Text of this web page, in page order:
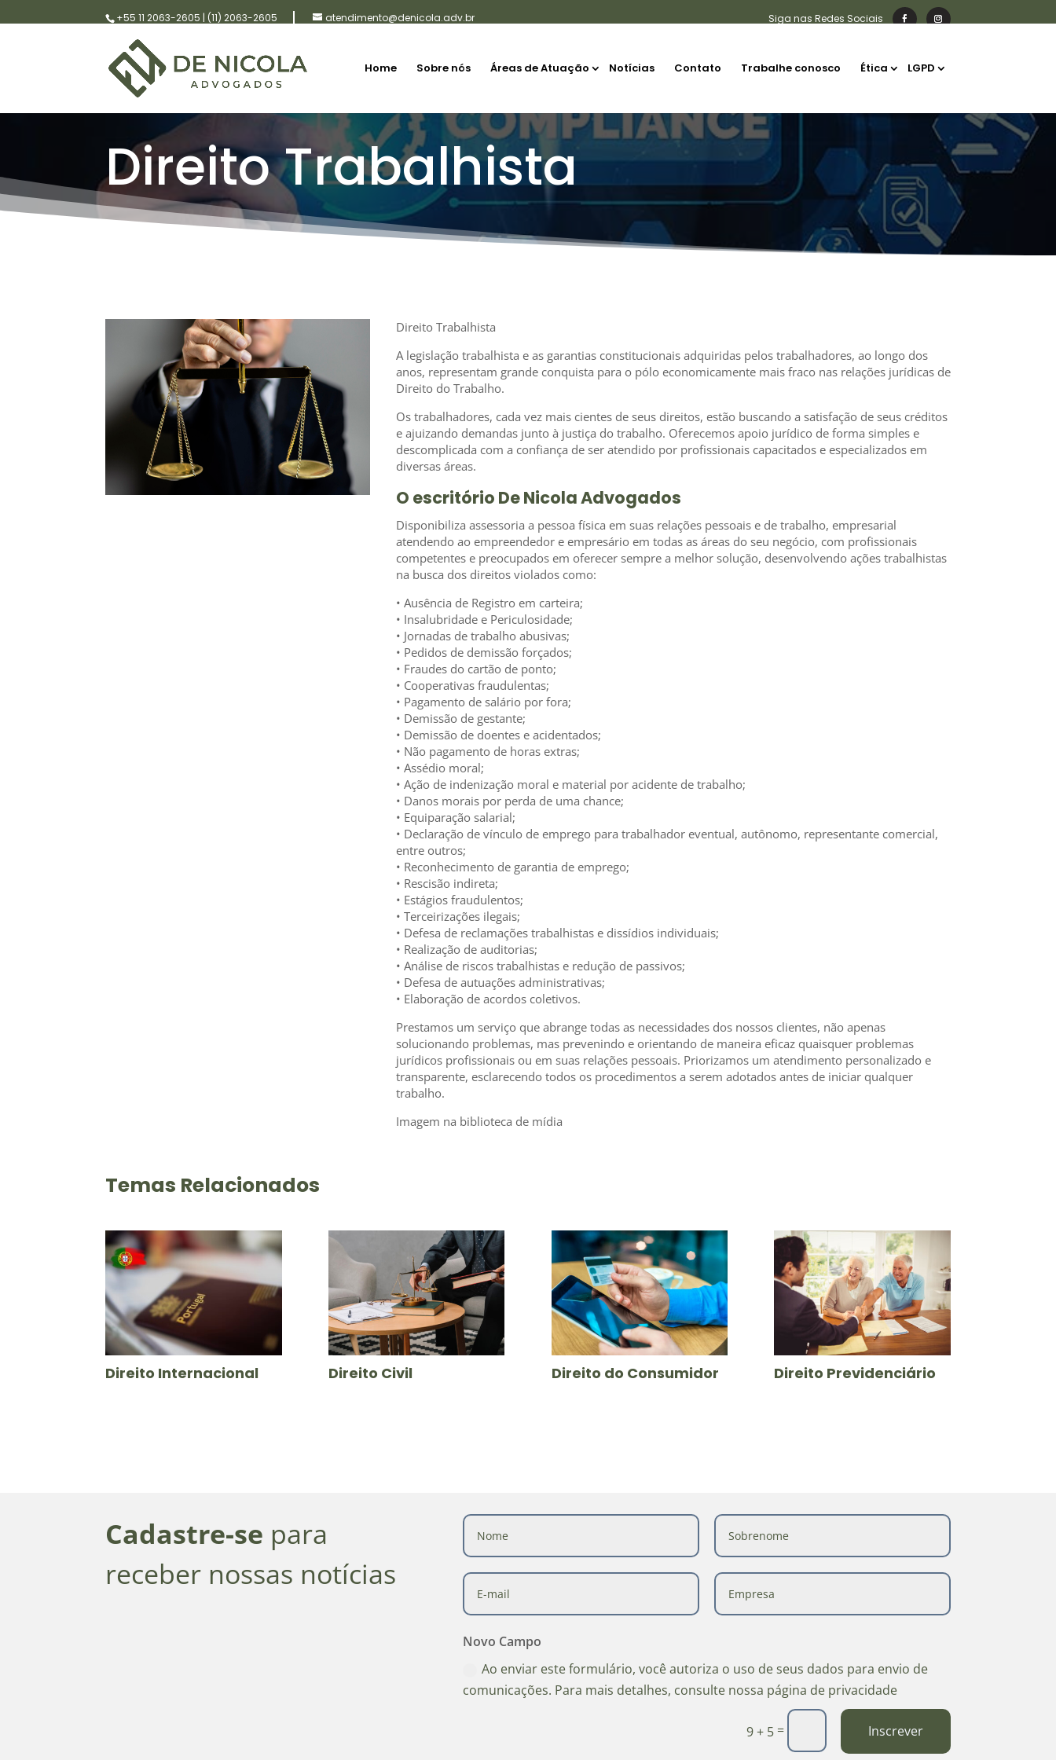
+55 11 2063-2605 | (11) 2063-2605 atendimento@denicola.adv.br
Home Sobre nós Áreas de Atuação Notícias Contato Trabalhe conosco Ética LGPD
Direito Trabalhista
Direito Trabalhista
A legislação trabalhista e as garantias constitucionais adquiridas pelos trabalhadores, ao longo dos
anos, representam grande conquista para o pólo economicamente mais fraco nas relações jurídicas de
Direito do Trabalho.
Os trabalhadores, cada vez mais cientes de seus direitos, estão buscando a satisfação de seus créditos
e ajuizando demandas junto à justiça do trabalho. Oferecemos apoio jurídico de forma simples e
descomplicada com a confiança de ser atendido por profissionais capacitados e especializados em
diversas áreas.
O escritório De Nicola Advogados
Disponibiliza assessoria a pessoa física em suas relações pessoais e de trabalho, empresarial
atendendo ao empreendedor e empresário em todas as áreas do seu negócio, com profissionais
competentes e preocupados em oferecer sempre a melhor solução, desenvolvendo ações trabalhistas
na busca dos direitos violados como:
• Ausência de Registro em carteira;
• Insalubridade e Periculosidade;
• Jornadas de trabalho abusivas;
• Pedidos de demissão forçados;
• Fraudes do cartão de ponto;
• Cooperativas fraudulentas;
• Pagamento de salário por fora;
• Demissão de gestante;
• Demissão de doentes e acidentados;
• Não pagamento de horas extras;
• Assédio moral;
• Ação de indenização moral e material por acidente de trabalho;
• Danos morais por perda de uma chance;
• Equiparação salarial;
• Declaração de vínculo de emprego para trabalhador eventual, autônomo, representante comercial,
entre outros;
• Reconhecimento de garantia de emprego;
• Rescisão indireta;
• Estágios fraudulentos;
• Terceirizações ilegais;
• Defesa de reclamações trabalhistas e dissídios individuais;
• Realização de auditorias;
• Análise de riscos trabalhistas e redução de passivos;
• Defesa de autuações administrativas;
• Elaboração de acordos coletivos.
Prestamos um serviço que abrange todas as necessidades dos nossos clientes, não apenas
solucionando problemas, mas prevenindo e orientando de maneira eficaz quaisquer problemas
jurídicos profissionais ou em suas relações pessoais. Priorizamos um atendimento personalizado e
transparente, esclarecendo todos os procedimentos a serem adotados antes de iniciar qualquer
trabalho.
Imagem na biblioteca de mídia
Temas Relacionados
Direito Internacional Direito Civil Direito do Consumidor Direito Previdenciário
Cadastre-se para
receber nossas notícias
Novo Campo
Ao enviar este formulário, você autoriza o uso de seus dados para envio de
comunicações. Para mais detalhes, consulte nossa página de privacidade
9 + 5= Inscrever